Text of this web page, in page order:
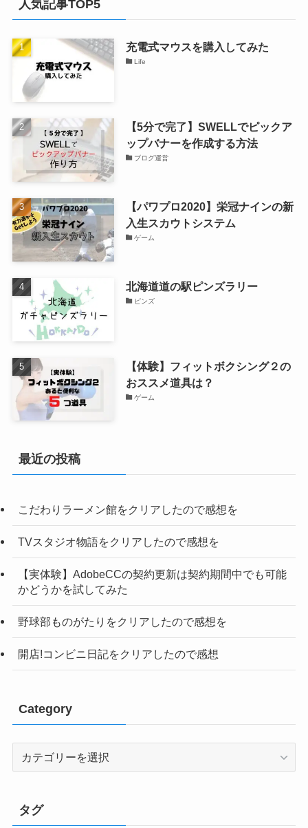
人気記事TOP5
充電式マウスを購入してみた
Life
【5分で完了】SWELLでピックア
ップバナーを作成する方法
ブログ運営
【パワプロ2020】栄冠ナインの新
入生スカウトシステム
ゲーム
北海道道の駅ピンズラリー
ピンズ
【体験】フィットボクシング２の
おススメ道具は？
ゲーム
最近の投稿
こだわりラーメン館をクリアしたので感想を
TVスタジオ物語をクリアしたので感想を
【実体験】AdobeCCの契約更新は契約期間中でも可能
かどうかを試してみた
野球部ものがたりをクリアしたので感想を
開店!コンビニ日記をクリアしたので感想
Category
Category
タグ